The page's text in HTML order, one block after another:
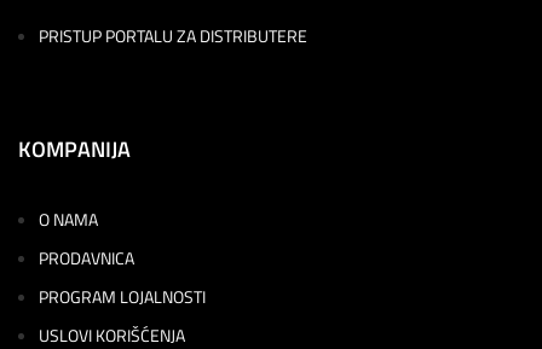
PRISTUP PORTALU ZA DISTRIBUTERE
KOMPANIJA
O NAMA
PRODAVNICA
PROGRAM LOJALNOSTI
USLOVI KORIŠĆENJA